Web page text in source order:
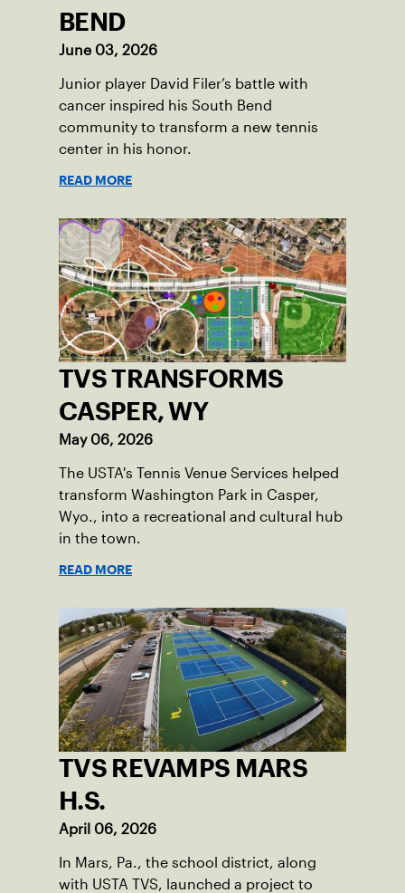
BEND
June 03, 2026
Junior player David Filer’s battle with
cancer inspired his South Bend
community to transform a new tennis
center in his honor.
READ MORE
TVS TRANSFORMS
CASPER, WY
May 06, 2026
The USTA's Tennis Venue Services helped
transform Washington Park in Casper,
Wyo., into a recreational and cultural hub
in the town.
READ MORE
TVS REVAMPS MARS
H.S.
April 06, 2026
In Mars, Pa., the school district, along
with USTA TVS, launched a project to